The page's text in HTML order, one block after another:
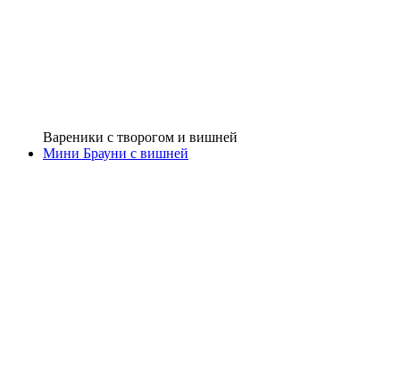
Вареники с творогом и вишней
Мини Брауни с вишней